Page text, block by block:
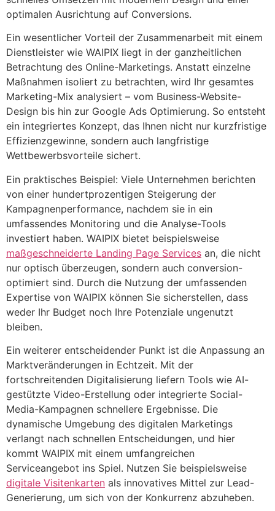
optimalen Ausrichtung auf Conversions.
Ein wesentlicher Vorteil der Zusammenarbeit mit einem
Dienstleister wie WAIPIX liegt in der ganzheitlichen
Betrachtung des Online-Marketings. Anstatt einzelne
Maßnahmen isoliert zu betrachten, wird Ihr gesamtes
Marketing-Mix analysiert – vom Business-Website-
Design bis hin zur Google Ads Optimierung. So entsteht
ein integriertes Konzept, das Ihnen nicht nur kurzfristige
Effizienzgewinne, sondern auch langfristige
Wettbewerbsvorteile sichert.
Ein praktisches Beispiel: Viele Unternehmen berichten
von einer hundertprozentigen Steigerung der
Kampagnenperformance, nachdem sie in ein
umfassendes Monitoring und die Analyse-Tools
investiert haben. WAIPIX bietet beispielsweise
maßgeschneiderte Landing Page Services an, die nicht
nur optisch überzeugen, sondern auch conversion-
optimiert sind. Durch die Nutzung der umfassenden
Expertise von WAIPIX können Sie sicherstellen, dass
weder Ihr Budget noch Ihre Potenziale ungenutzt
bleiben.
Ein weiterer entscheidender Punkt ist die Anpassung an
Marktveränderungen in Echtzeit. Mit der
fortschreitenden Digitalisierung liefern Tools wie AI-
gestützte Video-Erstellung oder integrierte Social-
Media-Kampagnen schnellere Ergebnisse. Die
dynamische Umgebung des digitalen Marketings
verlangt nach schnellen Entscheidungen, und hier
kommt WAIPIX mit einem umfangreichen
Serviceangebot ins Spiel. Nutzen Sie beispielsweise
digitale Visitenkarten als innovatives Mittel zur Lead-
Generierung, um sich von der Konkurrenz abzuheben.